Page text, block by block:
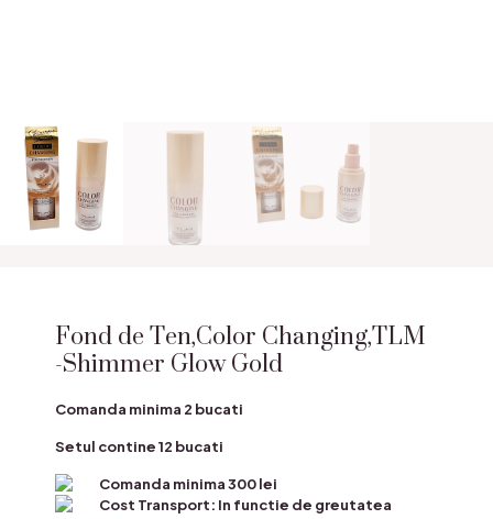
Fond de Ten,Color Changing,TLM
-Shimmer Glow Gold
Comanda minima 2 bucati
Setul contine 12 bucati
Comanda minima 300 lei
Cost Transport: In functie de greutatea